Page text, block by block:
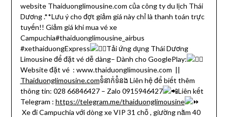
website Thaiduonglimousine.com của công ty du lịch Thái
Dương .**Lưu ý cho đợt giảm giá này chỉ là thanh toán trực
tuyến!! Giảm giá khi mua vé xe
Campuchia#thaiduonglimousine_airbus
#xethaiduongExpress
Tải ứng dụng Thái Dương
Limousine để đặt vé dễ dàng– Dành cho GooglePlay:
Website đặt vé : www.thaiduonglimousine.com ||
Thaiduonglimousine.comទំនាក់ទំនង Liên hệ để biết thêm
thông tin: 028 66846427 – Zalo 0915946427
Liên kết
Telegram : https://telegram.me/thaiduonglimousine
Xe đi Campuchia với dòng xe VIP 31 chỗ , giường nằm 40